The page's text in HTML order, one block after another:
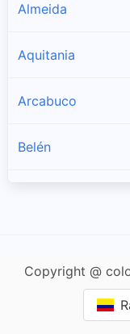
Almeida
Aquitania
Arcabuco
Belén
Copyright @